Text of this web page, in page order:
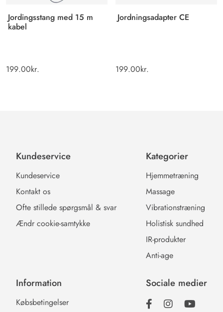
Jordingsstang med 15 m
kabel
199.00kr.
Jordningsadapter CE
199.00kr.
Kundeservice
Kundeservice
Kontakt os
Ofte stillede spørgsmål & svar
Ændr cookie-samtykke
Kategorier
Hjemmetræning
Massage
Vibrationstræning
Holistisk sundhed
IR-produkter
Anti-age
Information
Købsbetingelser
Sociale medier